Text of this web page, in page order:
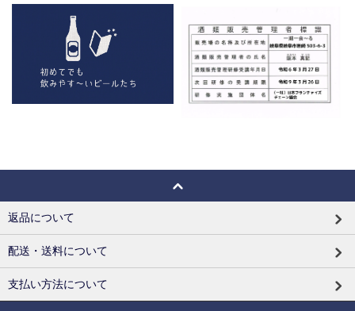
返品について
配送・送料について
支払い方法について